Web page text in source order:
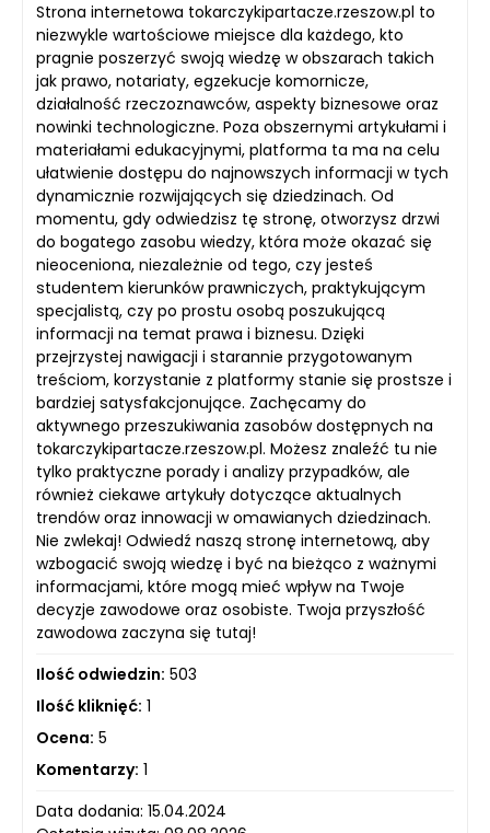
Strona internetowa tokarczykipartacze.rzeszow.pl to
niezwykle wartościowe miejsce dla każdego, kto
pragnie poszerzyć swoją wiedzę w obszarach takich
jak prawo, notariaty, egzekucje komornicze,
działalność rzeczoznawców, aspekty biznesowe oraz
nowinki technologiczne. Poza obszernymi artykułami i
materiałami edukacyjnymi, platforma ta ma na celu
ułatwienie dostępu do najnowszych informacji w tych
dynamicznie rozwijających się dziedzinach. Od
momentu, gdy odwiedzisz tę stronę, otworzysz drzwi
do bogatego zasobu wiedzy, która może okazać się
nieoceniona, niezależnie od tego, czy jesteś
studentem kierunków prawniczych, praktykującym
specjalistą, czy po prostu osobą poszukującą
informacji na temat prawa i biznesu. Dzięki
przejrzystej nawigacji i starannie przygotowanym
treściom, korzystanie z platformy stanie się prostsze i
bardziej satysfakcjonujące. Zachęcamy do
aktywnego przeszukiwania zasobów dostępnych na
tokarczykipartacze.rzeszow.pl. Możesz znaleźć tu nie
tylko praktyczne porady i analizy przypadków, ale
również ciekawe artykuły dotyczące aktualnych
trendów oraz innowacji w omawianych dziedzinach.
Nie zwlekaj! Odwiedź naszą stronę internetową, aby
wzbogacić swoją wiedzę i być na bieżąco z ważnymi
informacjami, które mogą mieć wpływ na Twoje
decyzje zawodowe oraz osobiste. Twoja przyszłość
zawodowa zaczyna się tutaj!
Ilość odwiedzin: 503
Ilość kliknięć: 1
Ocena: 5
Komentarzy: 1
Data dodania: 15.04.2024